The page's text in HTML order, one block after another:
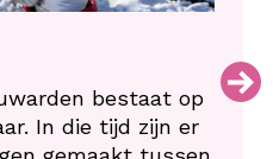
bestaat op
In die tijd zijn er